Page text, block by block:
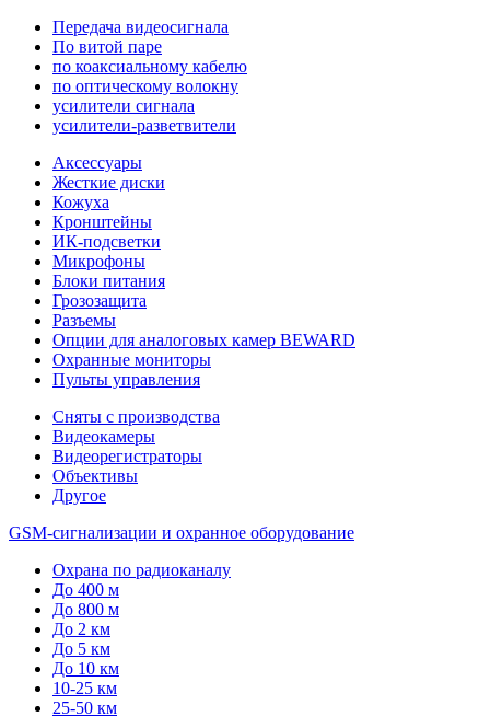
Передача видеосигнала
По витой паре
по коаксиальному кабелю
по оптическому волокну
усилители сигнала
усилители-разветвители
Аксессуары
Жесткие диски
Кожуха
Кронштейны
ИК-подсветки
Микрофоны
Блоки питания
Грозозащита
Разъемы
Опции для аналоговых камер BEWARD
Охранные мониторы
Пульты управления
Сняты с производства
Видеокамеры
Видеорегистраторы
Объективы
Другое
GSM-сигнализации и охранное оборудование
Охрана по радиоканалу
До 400 м
До 800 м
До 2 км
До 5 км
До 10 км
10-25 км
25-50 км